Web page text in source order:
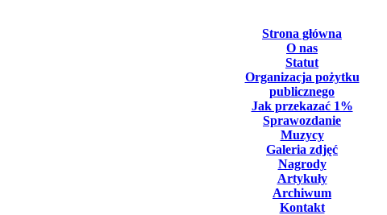
Strona główna
O nas
Statut
Organizacja pożytku
publicznego
Jak przekazać 1%
Sprawozdanie
Muzycy
Galeria zdjęć
Nagrody
Artykuły
Archiwum
Kontakt